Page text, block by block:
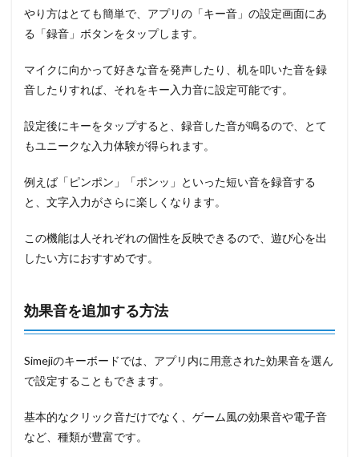
やり方はとても簡単で、アプリの「キー音」の設定画面にあ
る「録音」ボタンをタップします。
マイクに向かって好きな音を発声したり、机を叩いた音を録
音したりすれば、それをキー入力音に設定可能です。
設定後にキーをタップすると、録音した音が鳴るので、とて
もユニークな入力体験が得られます。
例えば「ピンポン」「ポンッ」といった短い音を録音する
と、文字入力がさらに楽しくなります。
この機能は人それぞれの個性を反映できるので、遊び心を出
したい方におすすめです。
効果音を追加する方法
Simejiのキーボードでは、アプリ内に用意された効果音を選ん
で設定することもできます。
基本的なクリック音だけでなく、ゲーム風の効果音や電子音
など、種類が豊富です。